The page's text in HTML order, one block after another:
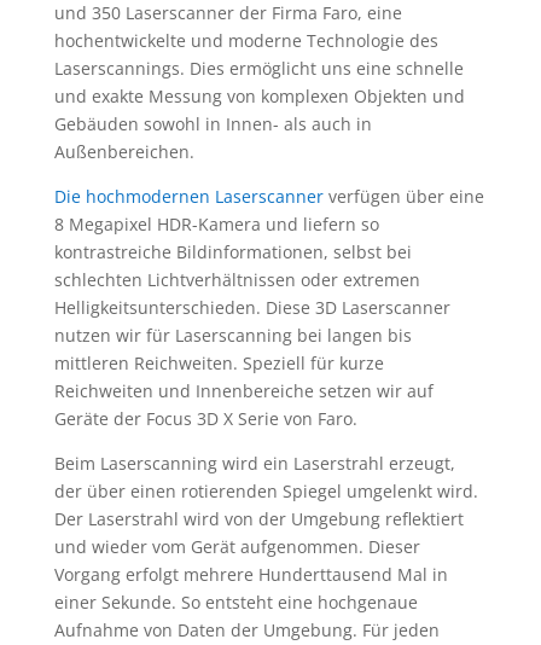
und 350 Laserscanner der Firma Faro, eine
hochentwickelte und moderne Technologie des
Laserscannings. Dies ermöglicht uns eine schnelle
und exakte Messung von komplexen Objekten und
Gebäuden sowohl in Innen- als auch in
Außenbereichen.
Die hochmodernen Laserscannerverfügen über eine
8 Megapixel HDR-Kamera und liefern so
kontrastreiche Bildinformationen, selbst bei
schlechten Lichtverhältnissen oder extremen
Helligkeitsunterschieden. Diese 3D Laserscanner
nutzen wir für Laserscanning bei langen bis
mittleren Reichweiten. Speziell für kurze
Reichweiten und Innenbereiche setzen wir auf
Geräte der Focus 3D X Serie von Faro.
Beim Laserscanning wird ein Laserstrahl erzeugt,
der über einen rotierenden Spiegel umgelenkt wird.
Der Laserstrahl wird von der Umgebung reflektiert
und wieder vom Gerät aufgenommen. Dieser
Vorgang erfolgt mehrere Hunderttausend Mal in
einer Sekunde. So entsteht eine hochgenaue
Aufnahme von Daten der Umgebung. Für jeden